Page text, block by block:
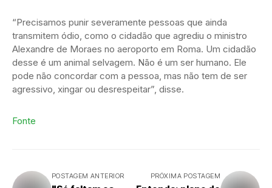
“Precisamos punir severamente pessoas que ainda
transmitem ódio, como o cidadão que agrediu o ministro
Alexandre de Moraes no aeroporto em Roma. Um cidadão
desse é um animal selvagem. Não é um ser humano. Ele
pode não concordar com a pessoa, mas não tem de ser
agressivo, xingar ou desrespeitar”, disse.
Fonte
POSTAGEM ANTERIOR PRÓXIMA POSTAGEM